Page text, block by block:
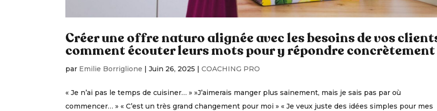
Créer une offre naturo alignée avec les besoins de vos
comment écouter leurs mots pour y répondre concrètement
par Emilie Borriglione |Juin 26, 2025 |COACHING PRO
« Je n’ai pas le temps de cuisiner… » »J’aimerais manger plus sainement, mais je sais pas par où
commencer… » « C’est un très grand changement pour moi » « Je veux juste des idées simples pour mes